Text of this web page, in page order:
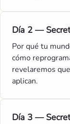
Día 2 —
Por qué tu
cómo
revelaremos
aplican.
Día 3 —